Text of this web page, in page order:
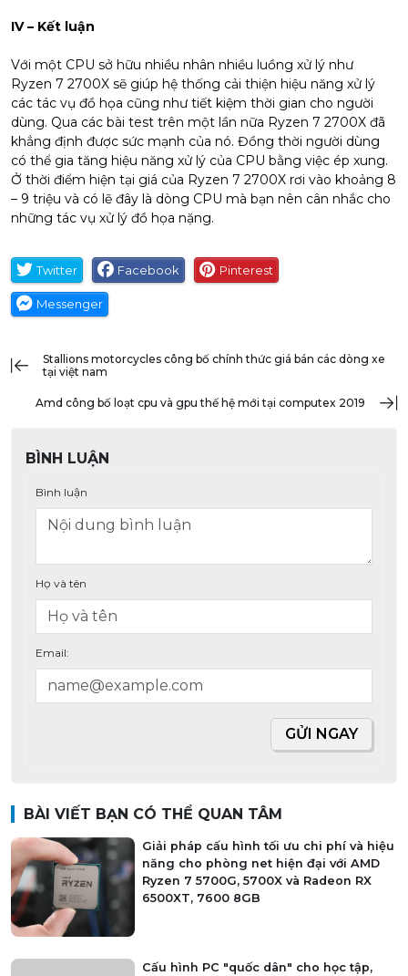
IV – Kết luận
Với một CPU sở hữu nhiều nhân nhiều luồng xử lý như
Ryzen 7 2700X sẽ giúp hệ thống cải thiện hiệu năng xử lý
các tác vụ đồ họa cũng như tiết kiệm thời gian cho người
dùng. Qua các bài test trên một lần nữa Ryzen 7 2700X đã
khẳng định được sức mạnh của nó. Đồng thời người dùng
có thể gia tăng hiệu năng xử lý của CPU bằng việc ép xung.
Ở thời điểm hiện tại giá của Ryzen 7 2700X rơi vào khoảng 8
– 9 triệu và có lẽ đây là dòng CPU mà bạn nên cân nhắc cho
những tác vụ xử lý đồ họa nặng.
Twitter Facebook Pinterest
Messenger
stallions motorcycles công bố chính thức giá bán các dòng xe
tại việt nam
amd công bố loạt cpu và gpu thế hệ mới tại computex 2019
BÌNH LUẬN
Bình luận
Họ và tên
Email:
GỬI NGAY
BÀI VIẾT BẠN CÓ THỂ QUAN TÂM
Giải pháp cấu hình tối ưu chi phí và hiệu
năng cho phòng net hiện đại với AMD
Ryzen 7 5700G, 5700X và Radeon RX
6500XT, 7600 8GB
Cấu hình PC "quốc dân" cho học tập,